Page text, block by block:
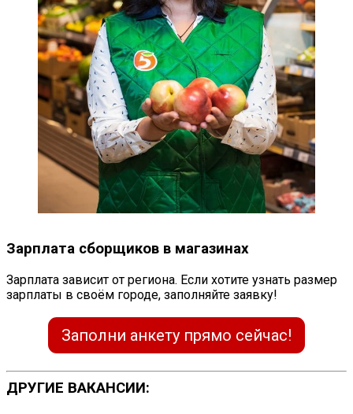
Зарплата сборщиков в магазинах
Зарплата зависит от региона. Если хотите узнать размер
зарплаты в своём городе, заполняйте заявку!
Заполни анкету прямо сейчас!
ДРУГИЕ ВАКАНСИИ: